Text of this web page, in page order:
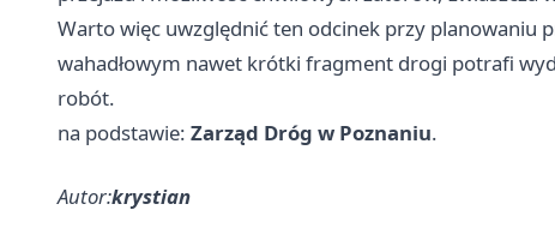
Warto więc uwzględnić ten odcinek przy planowaniu
wahadłowym nawet krótki fragment drogi potrafi
robót.
na podstawie: Zarząd Dróg w Poznaniu.
Autor:krystian